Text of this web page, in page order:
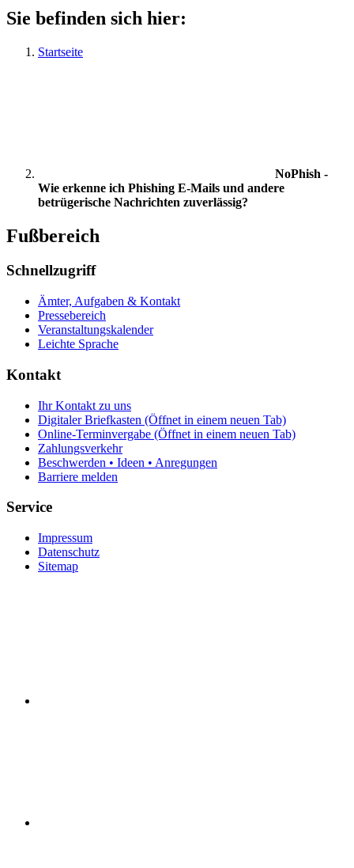
Sie befinden sich hier:
Startseite
NoPhish -
Wie erkenne ich Phishing E-Mails und andere
betrügerische Nachrichten zuverlässig?
Fußbereich
Schnellzugriff
Ämter, Aufgaben & Kontakt
Pressebereich
Veranstaltungskalender
Leichte Sprache
Kontakt
Ihr Kontakt zu uns
Digitaler Briefkasten (Öffnet in einem neuen Tab)
Online-Terminvergabe (Öffnet in einem neuen Tab)
Zahlungsverkehr
Beschwerden • Ideen • Anregungen
Barriere melden
Service
Impressum
Datenschutz
Sitemap